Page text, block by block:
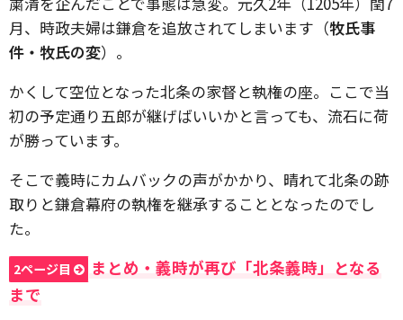
月、時政夫婦は鎌倉を追放されてしまいます（牧氏事
件・牧氏の変）。
かくして空位となった北条の家督と執権の座。ここで当
初の予定通り五郎が継げばいいかと言っても、流石に荷
が勝っています。
そこで義時にカムバックの声がかかり、晴れて北条の跡
取りと鎌倉幕府の執権を継承することとなったのでし
た。
2ページ目
まとめ・義時が再び「北条義時」となる
まで